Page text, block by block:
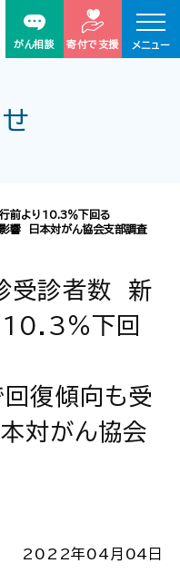
がん相談 寄付で支援 メニュー
前より10.3％下回る
響 日本対がん協会支部調査
受診者数 新
10.3％下回
復傾向も受
対がん協会
2022年04月04日